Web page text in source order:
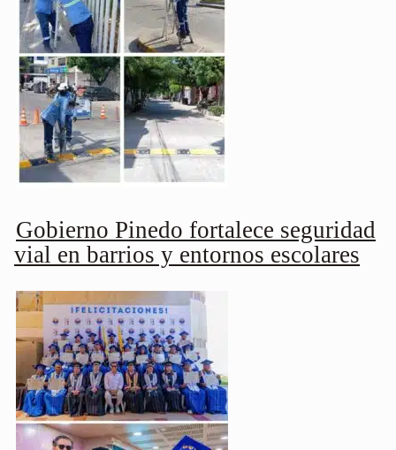
Gobierno Pinedo fortalece seguridad
vial en barrios y entornos escolares